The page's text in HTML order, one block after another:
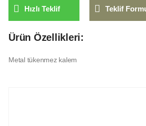
Hızlı Teklif Teklif
Ürün Özellikleri:
Metal tükenmez kalem